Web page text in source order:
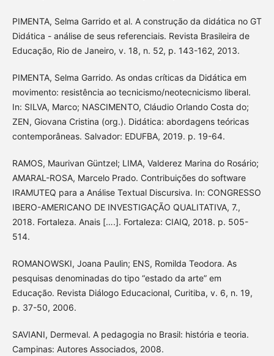
PIMENTA, Selma Garrido et al. A construção da didática no GT
Didática - análise de seus referenciais. Revista Brasileira de
Educação, Rio de Janeiro, v. 18, n. 52, p. 143-162, 2013.
PIMENTA, Selma Garrido. As ondas críticas da Didática em
movimento: resistência ao tecnicismo/neotecnicismo liberal.
In: SILVA, Marco; NASCIMENTO, Cláudio Orlando Costa do;
ZEN, Giovana Cristina (org.). Didática: abordagens teóricas
contemporâneas. Salvador: EDUFBA, 2019. p. 19-64.
RAMOS, Maurivan Güntzel; LIMA, Valderez Marina do Rosário;
AMARAL-ROSA, Marcelo Prado. Contribuições do software
IRAMUTEQ para a Análise Textual Discursiva. In: CONGRESSO
IBERO-AMERICANO DE INVESTIGAÇÃO QUALITATIVA, 7.,
2018. Fortaleza. Anais [….]. Fortaleza: CIAIQ, 2018. p. 505-
514.
ROMANOWSKI, Joana Paulin; ENS, Romilda Teodora. As
pesquisas denominadas do tipo “estado da arte” em
Educação. Revista Diálogo Educacional, Curitiba, v. 6, n. 19,
p. 37-50, 2006.
SAVIANI, Dermeval. A pedagogia no Brasil: história e teoria.
Campinas: Autores Associados, 2008.